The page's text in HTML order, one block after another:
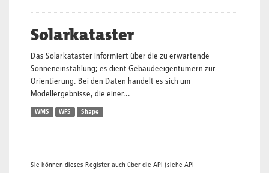
Solarkataster
Das Solarkataster informiert über die zu erwartende
Sonneneinstahlung; es dient Gebäudeeigentümern zur
Orientierung. Bei den Daten handelt es sich um
Modellergebnisse, die einer...
WMS WFS Shape
Sie können dieses Register auch über die API (siehe API-